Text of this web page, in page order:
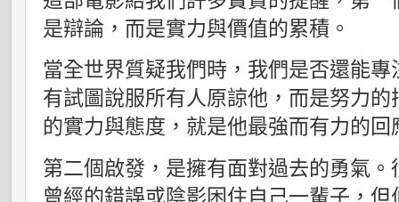
是辯論，而是實力與價值的累積。
當全世界質疑我們時，我們是否還能
有試圖說服所有人原諒他，而是努力
的實力與態度，就是他最強而有力的回
第二個啟發，是擁有面對過去的勇氣
曾經的錯誤或陰影困住自己一輩子，